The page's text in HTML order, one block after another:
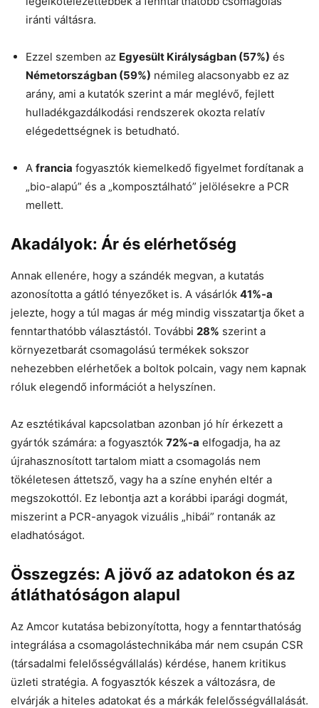
iránti váltásra.
Ezzel szemben az Egyesült Királyságban (57%) és
Németországban (59%) némileg alacsonyabb ez az
arány, ami a kutatók szerint a már meglévő, fejlett
hulladékgazdálkodási rendszerek okozta relatív
elégedettségnek is betudható.
A francia fogyasztók kiemelkedő figyelmet fordítanak a
„bio-alapú” és a „komposztálható” jelölésekre a PCR
mellett.
Akadályok: Ár és elérhetőség
Annak ellenére, hogy a szándék megvan, a kutatás
azonosította a gátló tényezőket is. A vásárlók 41%-a
jelezte, hogy a túl magas ár még mindig visszatartja őket a
fenntarthatóbb választástól. További 28% szerint a
környezetbarát csomagolású termékek sokszor
nehezebben elérhetőek a boltok polcain, vagy nem kapnak
róluk elegendő információt a helyszínen.
Az esztétikával kapcsolatban azonban jó hír érkezett a
gyártók számára: a fogyasztók 72%-a elfogadja, ha az
újrahasznosított tartalom miatt a csomagolás nem
tökéletesen áttetsző, vagy ha a színe enyhén eltér a
megszokottól. Ez lebontja azt a korábbi iparági dogmát,
miszerint a PCR-anyagok vizuális „hibái” rontanák az
eladhatóságot.
Összegzés: A jövő az adatokon és az
átláthatóságon alapul
Az Amcor kutatása bebizonyította, hogy a fenntarthatóság
integrálása a csomagolástechnikába már nem csupán CSR
(társadalmi felelősségvállalás) kérdése, hanem kritikus
üzleti stratégia. A fogyasztók készek a változásra, de
elvárják a hiteles adatokat és a márkák felelősségvállalását.